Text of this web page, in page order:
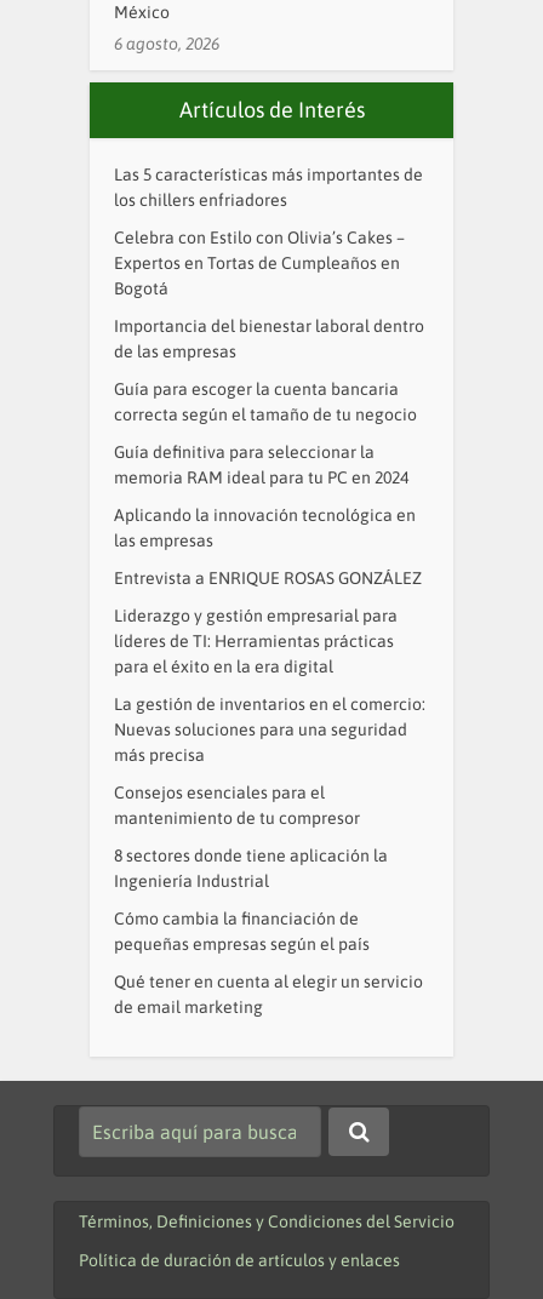
México
6 agosto, 2026
Artículos de Interés
Las 5 características más importantes de
los chillers enfriadores
Celebra con Estilo con Olivia’s Cakes –
Expertos en Tortas de Cumpleaños en
Bogotá
Importancia del bienestar laboral dentro
de las empresas
Guía para escoger la cuenta bancaria
correcta según el tamaño de tu negocio
Guía definitiva para seleccionar la
memoria RAM ideal para tu PC en 2024
Aplicando la innovación tecnológica en
las empresas
Entrevista a ENRIQUE ROSAS GONZÁLEZ
Liderazgo y gestión empresarial para
líderes de TI: Herramientas prácticas
para el éxito en la era digital
La gestión de inventarios en el comercio:
Nuevas soluciones para una seguridad
más precisa
Consejos esenciales para el
mantenimiento de tu compresor
8 sectores donde tiene aplicación la
Ingeniería Industrial
Cómo cambia la financiación de
pequeñas empresas según el país
Qué tener en cuenta al elegir un servicio
de email marketing
Términos, Definiciones y Condiciones del Servicio
Política de duración de artículos y enlaces